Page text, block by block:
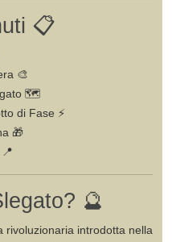
📋
🎨
🗺️
di Fase ⚡
🎁
📍
🔮
rivoluzionaria introdotta nella